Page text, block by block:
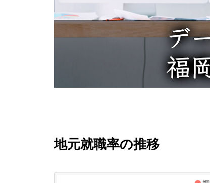
地元就職率の推移